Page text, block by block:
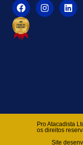
Pro Atacadista
os direitos
Site